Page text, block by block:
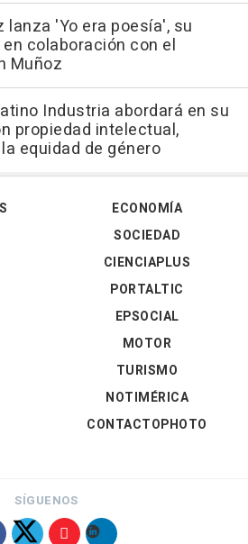
lanza 'Yo era poesía', su
colaboración con el
Muñoz
Industria abordará en su
propiedad intelectual,
equidad de género
ECONOMÍA
SOCIEDAD
CIENCIAPLUS
PORTALTIC
EPSOCIAL
MOTOR
TURISMO
NOTIMÉRICA
CONTACTOPHOTO
SÍGUENOS